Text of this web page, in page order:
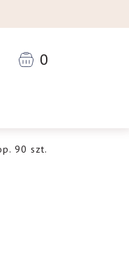
0
90 szt.